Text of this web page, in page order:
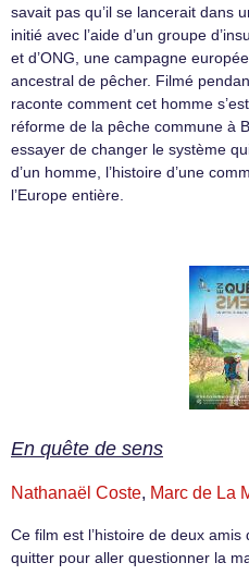
savait pas qu’il se lancerait dans
initié avec l’aide d’un groupe
et d’ONG, une campagne
ancestral de pêcher. Filmé
raconte comment cet homme
réforme de la pêche commune à
essayer de changer le système
d’un homme, l’histoire d’une
l’Europe entière.
En quête de sens
Nathanaël Coste, Marc de La
Ce film est l’histoire de deux
quitter pour aller questionner la